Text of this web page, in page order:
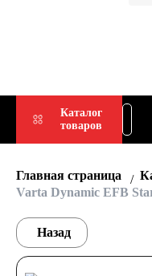
Каталог
товаров
Главная страница
Varta Dynamic EFB
Назад